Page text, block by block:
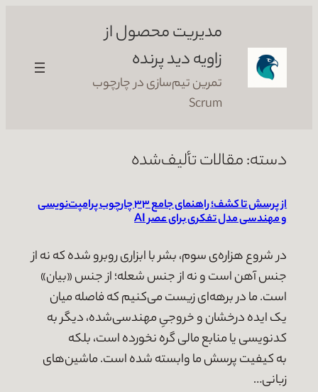
مدیریت محصول از
زاویه دید پرنده
تمرین تیم‌سازی در چارچوب
Scrum
دسته:مقالات تألیف‌شده
از پرسش تا کشف؛ راهنمای جامع ۳۳ چارچوب پرامپت‌نویسی
و مهندسی مدل تفکری برای عصر AI
در شروع هزاره‌ی سوم، بشر با ابزاری روبرو شده که نه از
جنس آهن است و نه از جنس شعله؛ از جنس «بیان»
است. ما در برهه‌ای زیست می‌کنیم که فاصله‌ میان
یک ایده‌ درخشان و خروجیِ مهندسی‌شده، دیگر به
کدنویسی یا منابع مالی گره نخورده است، بلکه
به کیفیت پرسش ما وابسته شده است. ماشین‌های
زبانی…